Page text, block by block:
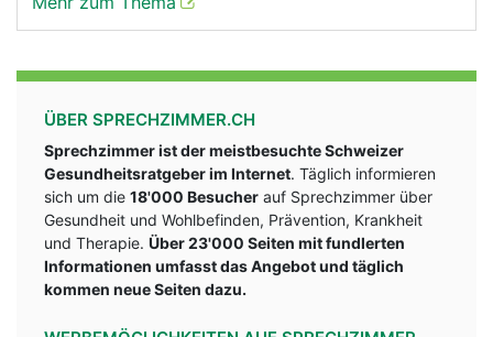
ÜBER SPRECHZIMMER.CH
Sprechzimmer ist der meistbesuchte Schweizer
Gesundheitsratgeber im Internet. Täglich informieren
sich um die 18'000 Besucher auf Sprechzimmer über
Gesundheit und Wohlbefinden, Prävention, Krankheit
und Therapie. Über 23'000 Seiten mit fundlerten
Informationen umfasst das Angebot und täglich
kommen neue Seiten dazu.